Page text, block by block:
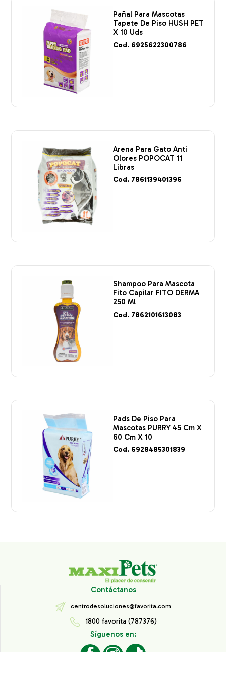
Pañal Para Mascotas
Tapete De Piso HUSH PET
X 10 Uds
Cod. 6925622300786
Arena Para Gato Anti
Olores POPOCAT 11
Libras
Cod. 7861139401396
Shampoo Para Mascota
Fito Capilar FITO DERMA
250 Ml
Cod. 7862101613083
Pads De Piso Para
Mascotas PURRY 45 Cm X
60 Cm X 10
Cod. 6928485301839
Contáctanos
centrodesoluciones@favorita.com
1800 favorita (787376)
Síguenos en: